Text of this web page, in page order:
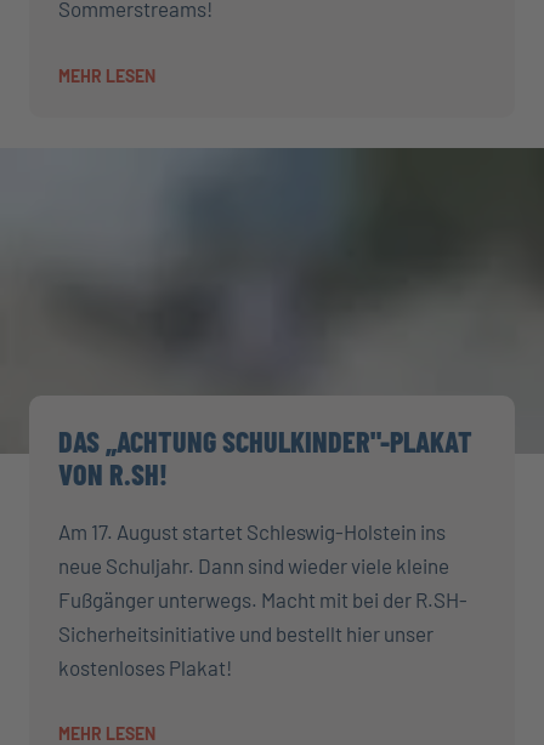
Sommerstreams!
MEHR LESEN
DAS „ACHTUNG SCHULKINDER"-PLAKAT
VON R.SH!
Am 17. August startet Schleswig-Holstein ins
neue Schuljahr. Dann sind wieder viele kleine
Fußgänger unterwegs. Macht mit bei der R.SH-
Sicherheitsinitiative und bestellt hier unser
kostenloses Plakat!
MEHR LESEN